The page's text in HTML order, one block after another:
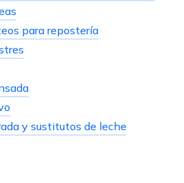
para repostería
y sustitutos de leche